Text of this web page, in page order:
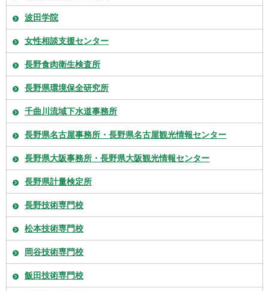
波田学院
女性相談支援センター
長野食肉衛生検査所
長野県環境保全研究所
千曲川流域下水道事務所
長野県名古屋事務所・長野県名古屋観光情報センター
長野県大阪事務所・長野県大阪観光情報センター
長野県計量検定所
長野技術専門校
松本技術専門校
岡谷技術専門校
飯田技術専門校